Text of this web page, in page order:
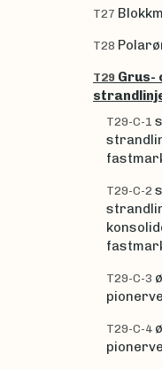
T27
T28
T29 Grus-
T29-C-1
T29-C-2
T29-C-3
T29-C-4